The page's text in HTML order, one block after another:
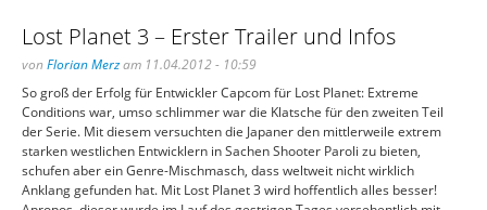
Lost Planet 3 – Erster Trailer und Infos
von Florian Merzam 11.04.2012 - 10:59
So groß der Erfolg für Entwickler Capcom für Lost Planet: Extreme
Conditions war, umso schlimmer war die Klatsche für den zweiten Teil
der Serie. Mit diesem versuchten die Japaner den mittlerweile extrem
starken westlichen Entwicklern in Sachen Shooter Paroli zu bieten,
schufen aber ein Genre-Mischmasch, dass weltweit nicht wirklich
Anklang gefunden hat. Mit Lost Planet 3 wird hoffentlich alles besser!